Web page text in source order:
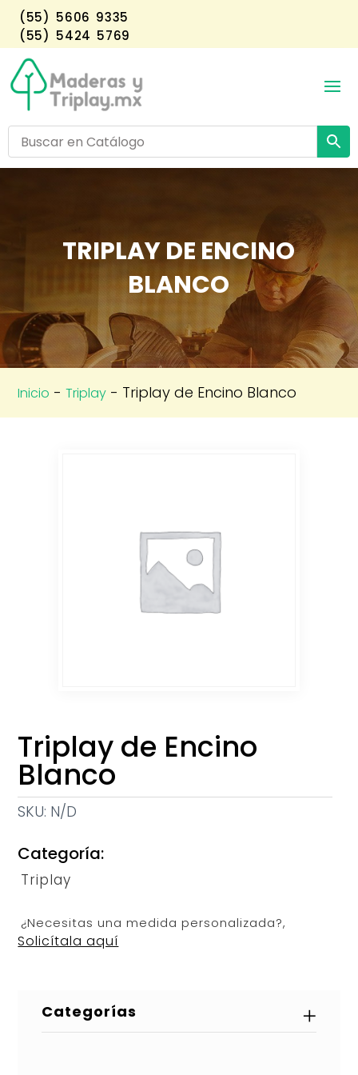
(55) 5606 9335
(55) 5424 5769
TRIPLAY DE ENCINO
BLANCO
Inicio -Triplay - Triplay de Encino Blanco
Triplay de Encino
Blanco
SKU: N/D
Categoría:
Triplay
¿Necesitas una medida personalizada?,
Solicítala aquí
Categorías